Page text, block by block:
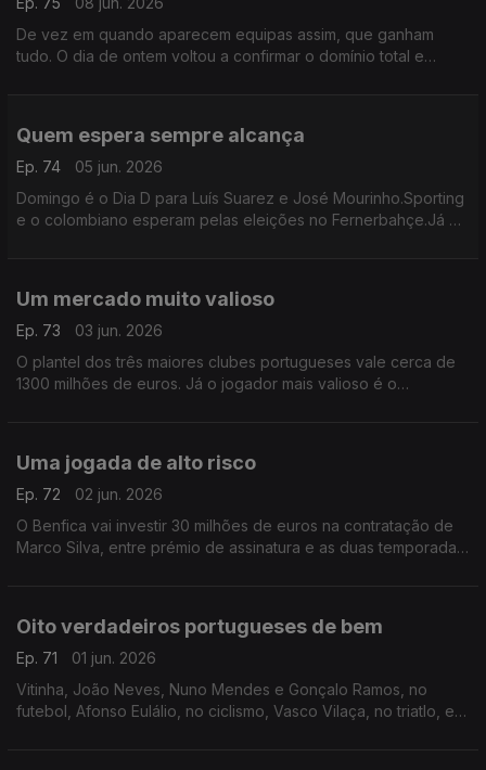
De vez em quando aparecem equipas assim, que ganham
tudo. O dia de ontem voltou a confirmar o domínio total e
Quem espera sempre alcança
Ep. 74
05 jun. 2026
Domingo é o Dia D para Luís Suarez e José Mourinho.Sporting
e o colombiano esperam pelas eleições no Fernerbahçe.Já o
Um mercado muito valioso
Ep. 73
03 jun. 2026
O plantel dos três maiores clubes portugueses vale cerca de
1300 milhões de euros. Já o jogador mais valioso é o
Uma jogada de alto risco
Ep. 72
02 jun. 2026
O Benfica vai investir 30 milhões de euros na contratação de
Marco Silva, entre prémio de assinatura e as duas temporadas
Oito verdadeiros portugueses de bem
Ep. 71
01 jun. 2026
Vitinha, João Neves, Nuno Mendes e Gonçalo Ramos, no
futebol, Afonso Eulálio, no ciclismo, Vasco Vilaça, no triatlo, e